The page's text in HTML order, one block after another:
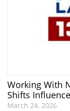
Working With
Shifts
March 24, 2026